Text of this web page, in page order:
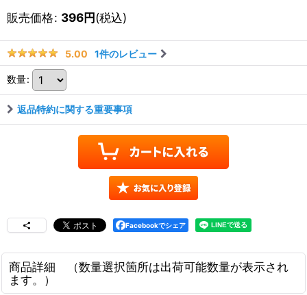
販売価格: 396円(税込)
5.00 1件のレビュー
数量:
返品特約に関する重要事項
Facebookでシェア
商品詳細 （数量選択箇所は出荷可能数量が表示され
ます。）